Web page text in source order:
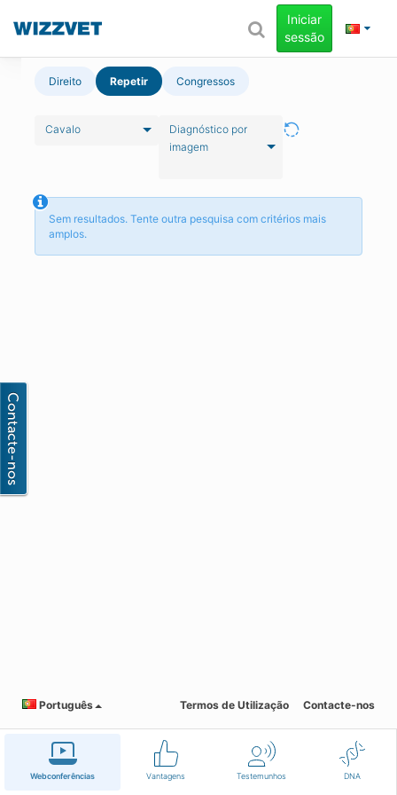
Webconferências Vantagens Testemunhos DNA
Iniciar
sessão
Direito Repetir Congressos
Cavalo
Diagnóstico por
imagem
Sem resultados. Tente outra pesquisa com critérios mais
amplos.
Português Termos de Utilização Contacte-nos